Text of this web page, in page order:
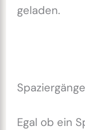
geladen.
Egal ob ein